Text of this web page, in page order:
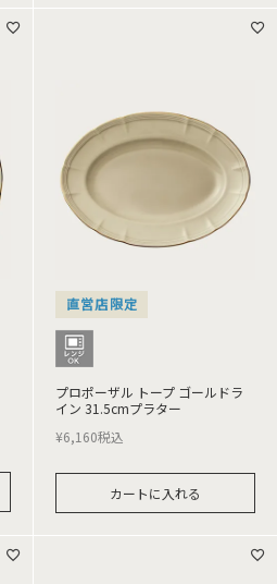
直営店限定
プロポーザル トープ ゴールドラ
イン 31.5cmプラター
¥6,160税込
カートに入れる